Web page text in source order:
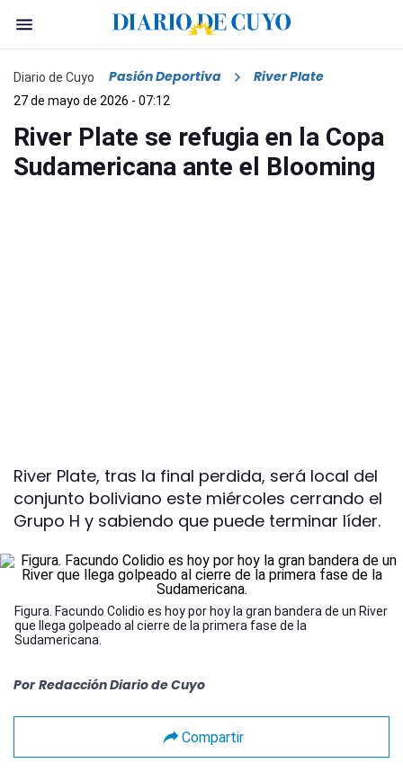
Diario de Cuyo Pasión Deportiva River Plate
27 de mayo de 2026 - 07:12
River Plate se refugia en la Copa
Sudamericana ante el Blooming
River Plate, tras la final perdida, será local del
conjunto boliviano este miércoles cerrando el
Grupo H y sabiendo que puede terminar líder.
Figura. Facundo Colidio es hoy por hoy la gran bandera de un River
que llega golpeado al cierre de la primera fase de la
Sudamericana.
Por Redacción Diario de Cuyo
Compartir